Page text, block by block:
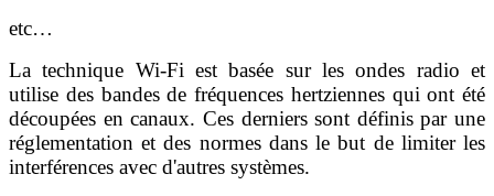
etc…
La technique Wi-Fi est basée sur les ondes radio et
utilise des bandes de fréquences hertziennes qui ont été
découpées en canaux. Ces derniers sont définis par une
réglementation et des normes dans le but de limiter les
interférences avec d'autres systèmes.